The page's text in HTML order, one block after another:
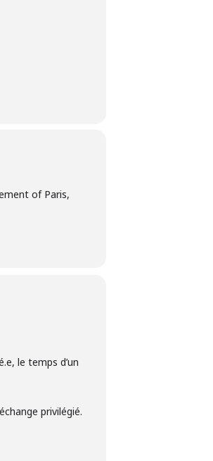
of Paris,
le temps d’un
privilégié.